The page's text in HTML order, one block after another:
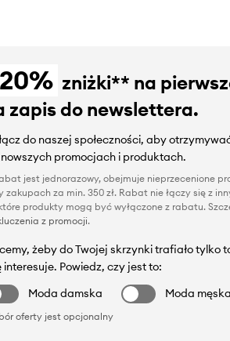
zniżki** na
zapis do newslettera.
do naszej społeczności, aby
promocjach i produktach.
jest jednorazowy, obejmuje nieprzecenione
zakupach za min. 350 zł. Rabat nie łączy się z
produkty mogą być wyłączone z rabatu.
z promocji.
żeby do Twojej skrzynki trafiało tylko
interesuje. Powiedz, czy jest to:
Moda damska
Moda męska
oferty jest opcjonalny